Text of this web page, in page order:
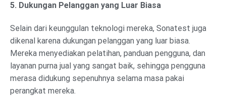
5. Dukungan Pelanggan yang Luar Biasa
Selain dari keunggulan teknologi mereka, Sonatest juga
dikenal karena dukungan pelanggan yang luar biasa.
Mereka menyediakan pelatihan, panduan pengguna, dan
layanan purna jual yang sangat baik, sehingga pengguna
merasa didukung sepenuhnya selama masa pakai
perangkat mereka.